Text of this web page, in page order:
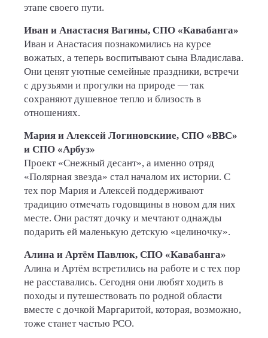
этапе своего пути.
Иван и Анастасия Вагины, СПО «Кавабанга»
Иван и Анастасия познакомились на курсе
вожатых, а теперь воспитывают сына Владислава.
Они ценят уютные семейные праздники, встречи
с друзьями и прогулки на природе — так
сохраняют душевное тепло и близость в
отношениях.
Мария и Алексей Логиновскиие, СПО «ВВС»
и СПО «Арбуз»
Проект «Снежный десант», а именно отряд
«Полярная звезда» стал началом их истории. С
тех пор Мария и Алексей поддерживают
традицию отмечать годовщины в новом для них
месте. Они растят дочку и мечтают однажды
подарить ей маленькую детскую «целиночку».
Алина и Артём Павлюк, СПО «Кавабанга»
Алина и Артём встретились на работе и с тех пор
не расставались. Сегодня они любят ходить в
походы и путешествовать по родной области
вместе с дочкой Маргаритой, которая, возможно,
тоже станет частью РСО.